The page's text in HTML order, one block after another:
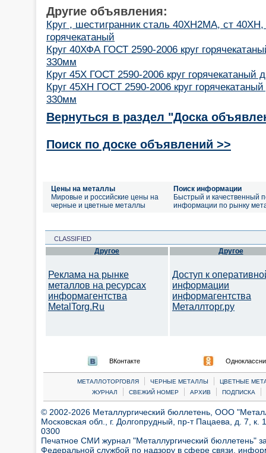
Другие объявления:
Круг , шестигранник сталь 40ХН2МА, ст
горячекатаный
Круг 40ХФА ГОСТ 2590-2006 круг
330мм
Круг 45Х ГОСТ 2590-2006 круг
Круг 45ХН ГОСТ 2590-2006 круг
330мм
Вернуться в раздел "Доска
Поиск по доске объявлений >>
Цены на металлы
Мировые и российские цены на
черные и цветные металлы
Поиск информации
Быстрый и качественный
информации по рынку
CLASSIFIED
Другое
Реклама на рынке
металлов на ресурсах
информагентства
MetalTorg.Ru
Другое
Доступ к
информации
информагентства
Металлторг.ру
ВКонтакте
МЕТАЛЛОТОРГОВЛЯ | ЧЕРНЫЕ МЕТАЛЛЫ |
ЦВЕТНЫЕ
ЖУРНАЛ
| СВЕЖИЙ НОМЕР | АРХИВ | ПОДПИСКА |
© 2002-2026 Металлургический бюллетень, ООО
Московская обл., г. Долгопрудный, пр-т Пацаева, д. 7,
0300
Печатное СМИ журнал "Металлургический бюллетень"
Федеральной службой по надзору в сфере связи,